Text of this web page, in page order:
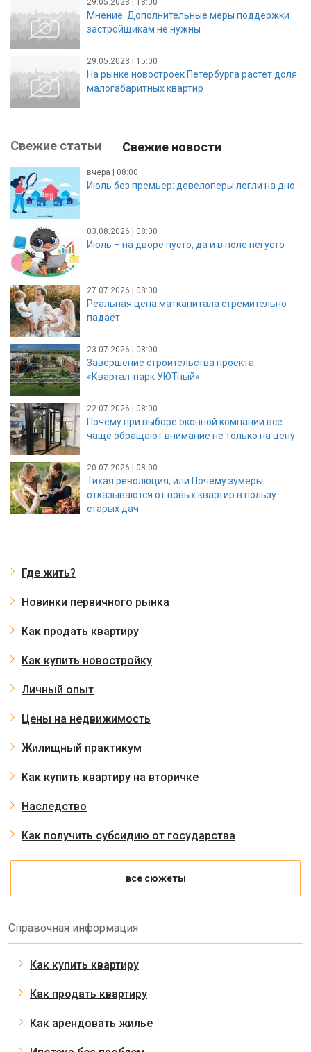
Мнение: Дополнительные меры поддержки
застройщикам не нужны
29.05.2023 | 15:00
На рынке новостроек Петербурга растет доля
малогабаритных квартир
Свежие статьи Свежие новости
вчера | 08:00
Июль без премьер: девелоперы легли на дно
03.08.2026 | 08:00
Июль – на дворе пусто, да и в поле негусто
27.07.2026 | 08:00
Реальная цена маткапитала стремительно
падает
23.07.2026 | 08:00
Завершение строительства проекта
«Квартал-парк УЮТный»
22.07.2026 | 08:00
Почему при выборе оконной компании все
чаще обращают внимание не только на цену
20.07.2026 | 08:00
Тихая революция, или Почему зумеры
отказываются от новых квартир в пользу
старых дач
Где жить?
Новинки первичного рынка
Как продать квартиру
Как купить новостройку
Личный опыт
Цены на недвижимость
Жилищный практикум
Как купить квартиру на вторичке
Наследство
Как получить субсидию от государства
все сюжеты
Справочная информация
Как купить квартиру
Как продать квартиру
Как арендовать жилье